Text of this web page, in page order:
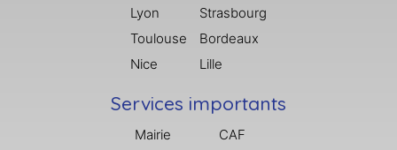
Lyon
Toulouse
Nice
Strasbourg
Bordeaux
Lille
Services importants
Mairie
CAF